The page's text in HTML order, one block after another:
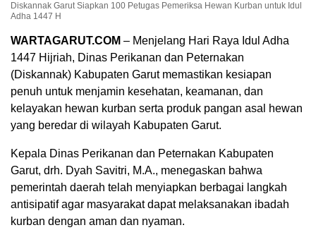
Diskannak Garut Siapkan 100 Petugas Pemeriksa Hewan Kurban untuk Idul
Adha 1447 H
WARTAGARUT.COM – Menjelang Hari Raya Idul Adha
1447 Hijriah, Dinas Perikanan dan Peternakan
(Diskannak) Kabupaten Garut memastikan kesiapan
penuh untuk menjamin kesehatan, keamanan, dan
kelayakan hewan kurban serta produk pangan asal hewan
yang beredar di wilayah Kabupaten Garut.
Kepala Dinas Perikanan dan Peternakan Kabupaten
Garut, drh. Dyah Savitri, M.A., menegaskan bahwa
pemerintah daerah telah menyiapkan berbagai langkah
antisipatif agar masyarakat dapat melaksanakan ibadah
kurban dengan aman dan nyaman.